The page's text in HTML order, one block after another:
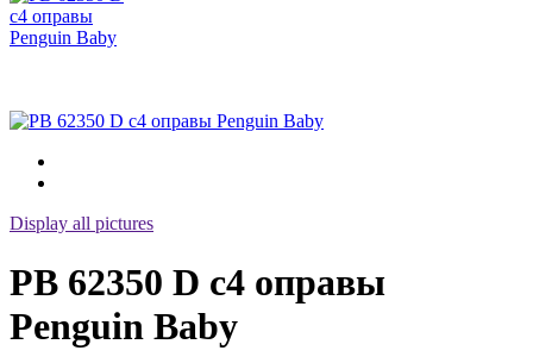
Display all pictures
PB 62350 D c4 оправы
Penguin Baby